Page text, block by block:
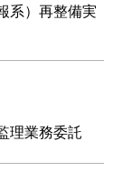
系）再整備実
理業務委託